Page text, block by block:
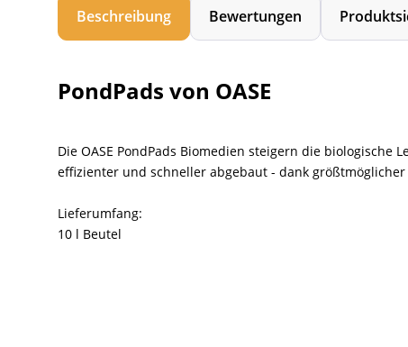
Beschreibung Bewertungen
PondPads von OASE
Die OASE PondPads Biomedien steigern die biologische
effizienter und schneller abgebaut - dank
Lieferumfang:
10 l Beutel